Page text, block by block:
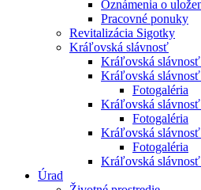
Oznámenia o
Pracovné ponuky
Revitalizácia Sigotky
Kráľovská slávnosť
Kráľovská
Kráľovská
Fotogaléria
Kráľovská
Fotogaléria
Kráľovská
Fotogaléria
Kráľovská
Úrad